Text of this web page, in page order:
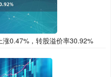
0.47%，转股溢价率30.92%